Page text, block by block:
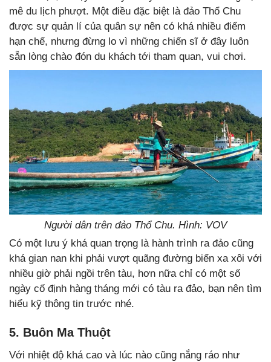
mê du lịch phượt. Một điều đặc biệt là đảo Thổ Chu
được sự quản lí của quân sự nên có khá nhiều điểm
hạn chế, nhưng đừng lo vì những chiến sĩ ở đây luôn
sẵn lòng chào đón du khách tới tham quan, vui chơi.
Người dân trên đảo Thổ Chu. Hình: VOV
Có một lưu ý khá quan trọng là hành trình ra đảo cũng
khá gian nan khi phải vượt quãng đường biển xa xôi với
nhiều giờ phải ngồi trên tàu, hơn nữa chỉ có một số
ngày cố định hàng tháng mới có tàu ra đảo, bạn nên tìm
hiểu kỹ thông tin trước nhé.
5. Buôn Ma Thuột
Với nhiệt độ khá cao và lúc nào cũng nắng ráo như